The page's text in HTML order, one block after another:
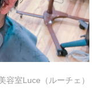
容室Luce（ルーチェ）